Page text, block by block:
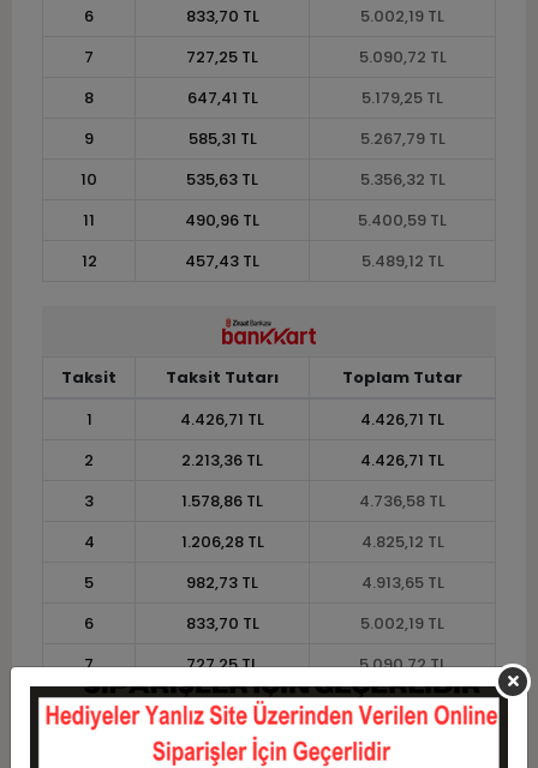
6
833,70 TL
5.002,19 TL
7
727,25 TL
5.090,72 TL
8
647,41 TL
5.179,25 TL
9
585,31 TL
5.267,79 TL
10
535,63 TL
5.356,32 TL
11
490,96 TL
5.400,59 TL
12
457,43 TL 5.489,12 TL
Taksit Taksit Tutarı
Toplam Tutar
1
4.426,71 TL
4.426,71 TL
2
2.213,36 TL
4.426,71 TL
3
1.578,86 TL
4.736,58 TL
4
1.206,28 TL
4.825,12 TL
5
982,73 TL
4.913,65 TL
6
833,70 TL
5.002,19 TL
7
727,25 TL
5.090,72 TL
8
647,41 TL
5.179,25 TL
585,31 TL
5.267,79 TL